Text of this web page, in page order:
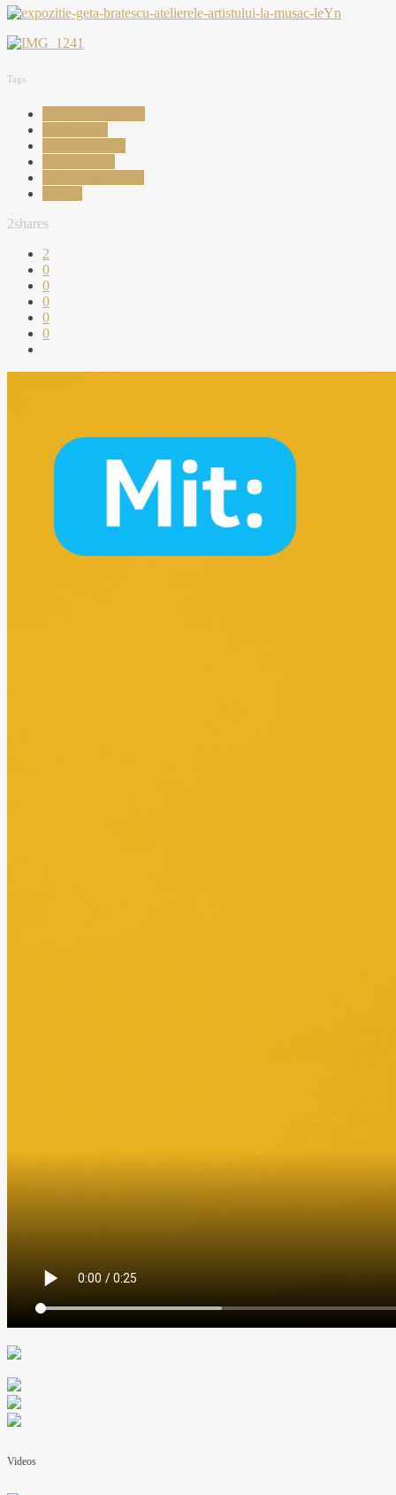
Tags
2shares
2
0
0
0
0
0
Videos